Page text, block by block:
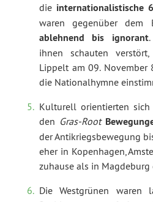
die internationalistische
waren gegenüber dem
ablehnend bis ignorant
ihnen schauten
Lippelt am 09. November
die Nationalhymne
Kulturell orientierten sich
den Gras-Root
der Antikriegsbewegung
eher in Kopenhagen,
zuhause als in Magdeburg
Die Westgrünen waren